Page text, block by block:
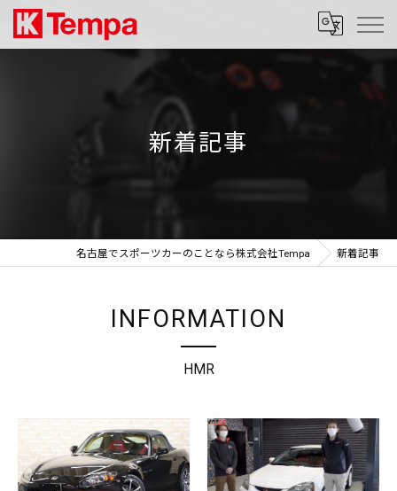
新着記事
名古屋でスポーツカーのことなら株式会社Tempa 新着記事
INFORMATION
HMR